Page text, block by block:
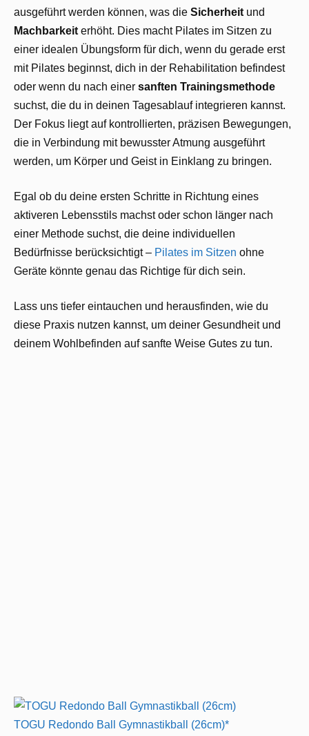
ausgeführt werden können, was die Sicherheit und
Machbarkeit erhöht. Dies macht Pilates im Sitzen zu
einer idealen Übungsform für dich, wenn du gerade erst
mit Pilates beginnst, dich in der Rehabilitation befindest
oder wenn du nach einer sanften Trainingsmethode
suchst, die du in deinen Tagesablauf integrieren kannst.
Der Fokus liegt auf kontrollierten, präzisen Bewegungen,
die in Verbindung mit bewusster Atmung ausgeführt
werden, um Körper und Geist in Einklang zu bringen.
Egal ob du deine ersten Schritte in Richtung eines
aktiveren Lebensstils machst oder schon länger nach
einer Methode suchst, die deine individuellen
Bedürfnisse berücksichtigt – Pilates im Sitzen ohne
Geräte könnte genau das Richtige für dich sein.
Lass uns tiefer eintauchen und herausfinden, wie du
diese Praxis nutzen kannst, um deiner Gesundheit und
deinem Wohlbefinden auf sanfte Weise Gutes zu tun.
TOGU Redondo Ball Gymnastikball (26cm)*